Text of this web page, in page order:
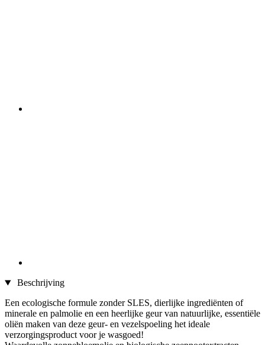
Beschrijving
Een ecologische formule zonder SLES, dierlijke ingrediënten of
minerale en palmolie en een heerlijke geur van natuurlijke, essentiële
oliën maken van deze geur- en vezelspoeling het ideale
verzorgingsproduct voor je wasgoed!